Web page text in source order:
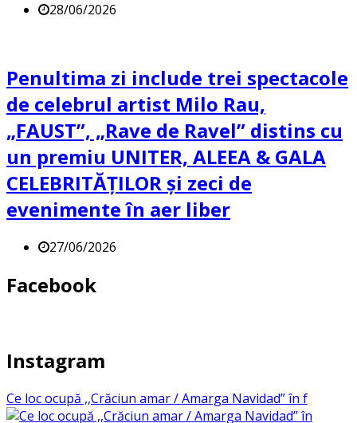
28/06/2026
Penultima zi include trei spectacole
de celebrul artist Milo Rau,
„FAUST”, „Rave de Ravel” distins cu
un premiu UNITER, ALEEA & GALA
CELEBRITĂȚILOR și zeci de
evenimente în aer liber
27/06/2026
Facebook
Instagram
Ce loc ocupă ,,Crăciun amar / Amarga Navidad” în f